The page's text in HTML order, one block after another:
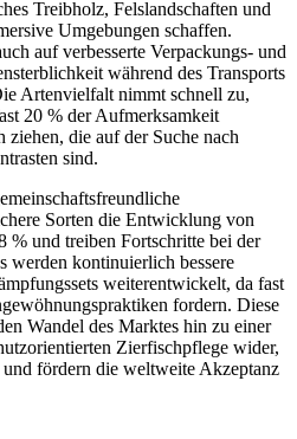
Treibholz, Felslandschaften und
Umgebungen schaffen.
auf verbesserte Verpackungs- und
während des Transports
Artenvielfalt nimmt schnell zu,
20 % der Aufmerksamkeit
die auf der Suche nach
sind.
Sorten die Entwicklung von
% und treiben Fortschritte bei der
werden kontinuierlich bessere
weiterentwickelt, da fast
fordern. Diese
Wandel des Marktes hin zu einer
Zierfischpflege wider,
fördern die weltweite Akzeptanz